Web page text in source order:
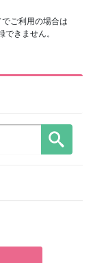
ご利用の場合は
きません。